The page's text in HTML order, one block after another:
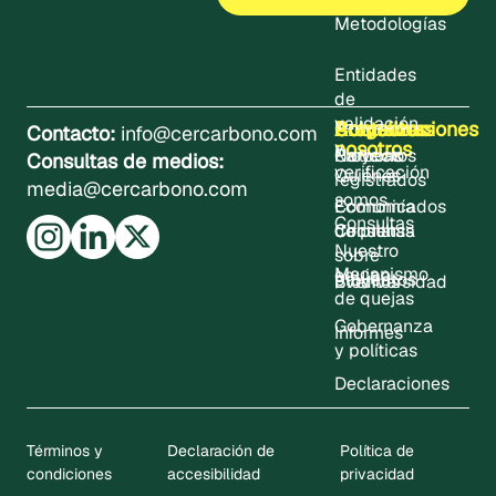
Contacto: info@cercarbono.com
Consultas de medios:
media@cercarbono.com
Sobre
nosotros
Quiénes
somos
Nuestro
equipo
Gobernanza
y políticas
Proyectos
Proyectos
registrados
Consultas
sobre
proyectos
Actualizaciones
Noticias
Comunicados
de prensa
Eventos
Informes
Declaraciones
Contacto
Programas
Carbono
Economía
Circular
Biodiversidad
Metodologías
Entidades
de
validación
y
verificación
Consultas
Mecanismo
de quejas
Términos y
condiciones
Declaración de
accesibilidad
Política de
privacidad